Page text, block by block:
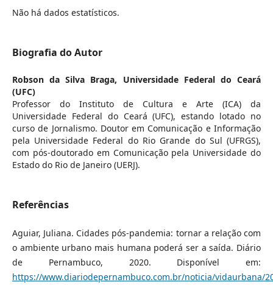
Não há dados estatísticos.
Biografia do Autor
Robson da Silva Braga, Universidade Federal do Ceará
(UFC)
Professor do Instituto de Cultura e Arte (ICA) da
Universidade Federal do Ceará (UFC), estando lotado no
curso de Jornalismo. Doutor em Comunicação e Informação
pela Universidade Federal do Rio Grande do Sul (UFRGS),
com pós-doutorado em Comunicação pela Universidade do
Estado do Rio de Janeiro (UERJ).
Referências
Aguiar, Juliana. Cidades pós-pandemia: tornar a relação com
o ambiente urbano mais humana poderá ser a saída. Diário
de Pernambuco, 2020. Disponível em:
https://www.diariodepernambuco.com.br/noticia/vidaurbana/